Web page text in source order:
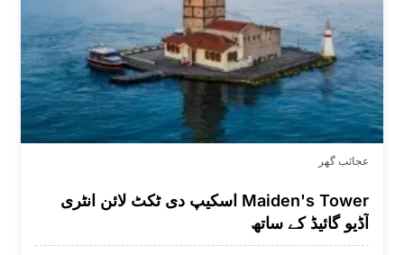
عجائب گھر
Maiden's Tower اسکیپ دی ٹکٹ لائن انٹری
آڈیو گائیڈ کے ساتھ